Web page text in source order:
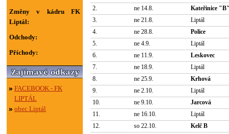
Změny v kádru FK
Liptál:
Odchody:
Příchody:
FACEBOOK - FK
LIPTÁL
obec Liptál
2.
ne 14.8.
Kateřinice
3.
ne 21.8.
Liptál
4.
ne 28.8.
Police
5.
ne 4.9.
Liptál
6.
ne 11.9.
Leskovec
7.
ne 18.9.
Liptál
8.
ne 25.9.
Krhová
9.
ne 2.10.
Liptál
10.
ne 9.10.
Jarcová
11.
ne 16.10.
Liptál
12.
so 22.10.
Kelč B